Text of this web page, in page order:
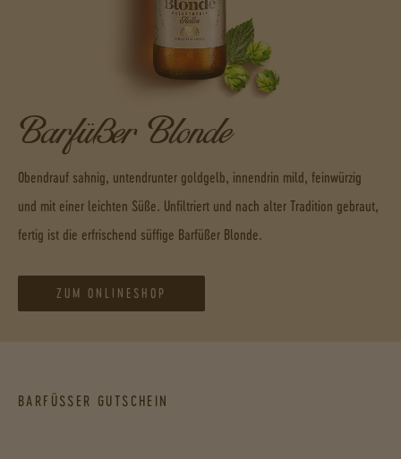
Barfüßer Blonde
Obendrauf sahnig, untendrunter goldgelb, innendrin mild, feinwürzig
und mit einer leichten Süße. Unfiltriert und nach alter Tradition gebraut,
fertig ist die erfrischend süffige Barfüßer Blonde.
ZUM ONLINESHOP
BARFÜSSER GUTSCHEIN